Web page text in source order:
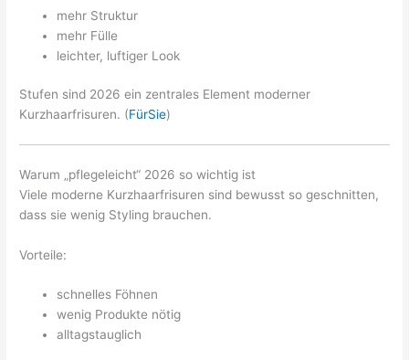
mehr Struktur
mehr Fülle
leichter, luftiger Look
Stufen sind 2026 ein zentrales Element moderner
Kurzhaarfrisuren. (FürSie)
Warum „pflegeleicht“ 2026 so wichtig ist
Viele moderne Kurzhaarfrisuren sind bewusst so geschnitten,
dass sie wenig Styling brauchen.
Vorteile:
schnelles Föhnen
wenig Produkte nötig
alltagstauglich